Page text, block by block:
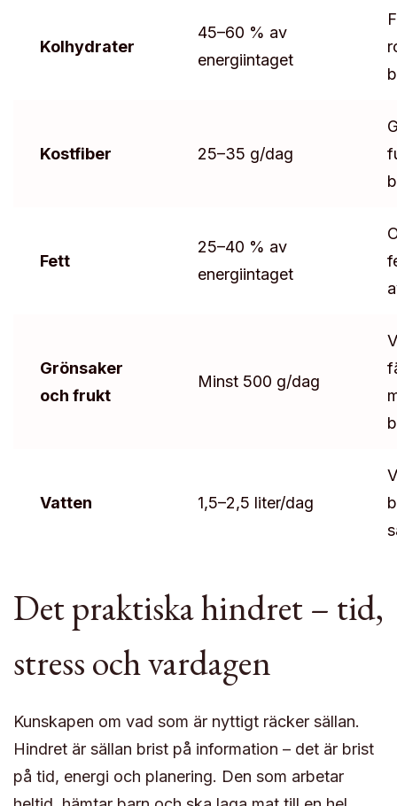
Kolhydrater
45–60 % av
energiintaget
Kostfiber 25–35 g/dag
Fett
25–40 % av
energiintaget
Grönsaker
och frukt
Minst 500 g/dag
Vatten 1,5–2,5 liter/dag
Det praktiska hindret – tid,
stress och vardagen
Kunskapen om vad som är nyttigt räcker sällan.
Hindret är sällan brist på information – det är brist
på tid, energi och planering. Den som arbetar